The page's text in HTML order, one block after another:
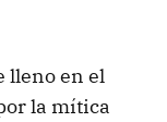
lleno en el
la mítica